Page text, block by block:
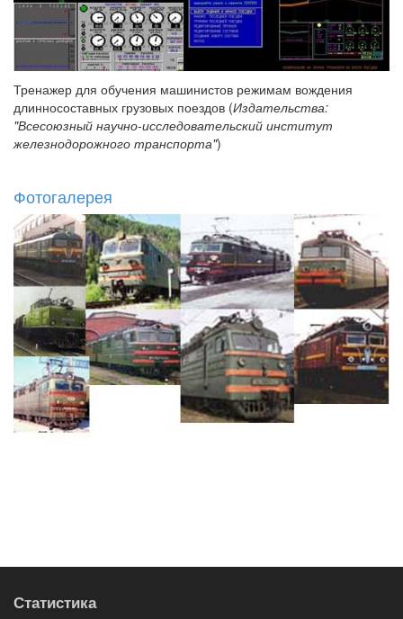
Тренажер для обучения машинистов режимам вождения
длинносоставных грузовых поездов (Издательства:
"Всесоюзный научно-исследовательский институт
железнодорожного транспорта")
Фотогалерея
Статистика